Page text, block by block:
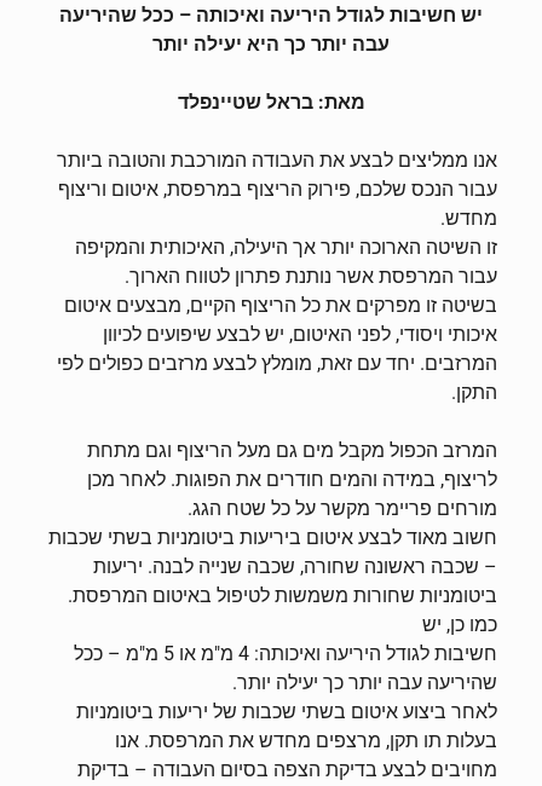
יש חשיבות לגודל היריעה ואיכותה – ככל שהיריעה
עבה יותר כך היא יעילה יותר
מאת: בראל שטיינפלד
אנו ממליצים לבצע את העבודה המורכבת והטובה ביותר
עבור הנכס שלכם, פירוק הריצוף במרפסת, איטום וריצוף
מחדש.
זו השיטה הארוכה יותר אך היעילה, האיכותית והמקיפה
עבור המרפסת אשר נותנת פתרון לטווח הארוך.
בשיטה זו מפרקים את כל הריצוף הקיים, מבצעים איטום
איכותי ויסודי, לפני האיטום, יש לבצע שיפועים לכיוון
המרזבים. יחד עם זאת, מומלץ לבצע מרזבים כפולים לפי
התקן.
המרזב הכפול מקבל מים גם מעל הריצוף וגם מתחת
לריצוף, במידה והמים חודרים את הפוגות. לאחר מכן
מורחים פריימר מקשר על כל שטח הגג.
חשוב מאוד לבצע איטום ביריעות ביטומניות בשתי שכבות
– שכבה ראשונה שחורה, שכבה שנייה לבנה. יריעות
ביטומניות שחורות משמשות לטיפול באיטום המרפסת.
כמו כן, יש
חשיבות לגודל היריעה ואיכותה: 4 מ"מ או 5 מ"מ – ככל
שהיריעה עבה יותר כך יעילה יותר.
לאחר ביצוע איטום בשתי שכבות של יריעות ביטומניות
בעלות תו תקן, מרצפים מחדש את המרפסת. אנו
מחויבים לבצע בדיקת הצפה בסיום העבודה – בדיקת